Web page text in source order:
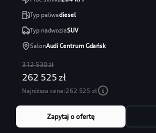
Typ paliwadiesel
Typ nadwoziaSUV
SalonAudi Centrum Gdańsk
312 530 zł
262 525 zł
Najniższa cena:262 525 zł
Zapytaj o ofertę